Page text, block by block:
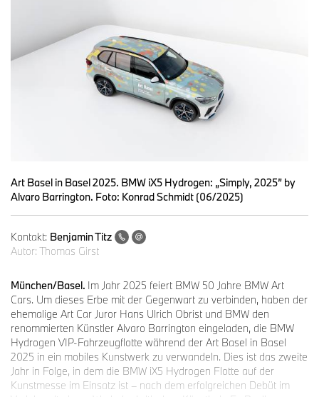
Art Basel in Basel 2025. BMW iX5 Hydrogen: „Simply, 2025” by
Alvaro Barrington. Foto: Konrad Schmidt (06/2025)
Kontakt: Benjamin Titz
Autor: Thomas Girst
München/Basel. Im Jahr 2025 feiert BMW 50 Jahre BMW Art
Cars. Um dieses Erbe mit der Gegenwart zu verbinden, haben der
ehemalige Art Car Juror Hans Ulrich Obrist und BMW den
renommierten Künstler Alvaro Barrington eingeladen, die BMW
Hydrogen VIP-Fahrzeugflotte während der Art Basel in Basel
2025 in ein mobiles Kunstwerk zu verwandeln. Dies ist das zweite
Jahr in Folge, in dem die BMW iX5 Hydrogen Flotte auf der
Kunstmesse im Einsatz ist – nach dem erfolgreichen Debüt im